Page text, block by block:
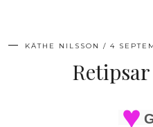
KÄTHE NILSSON 4